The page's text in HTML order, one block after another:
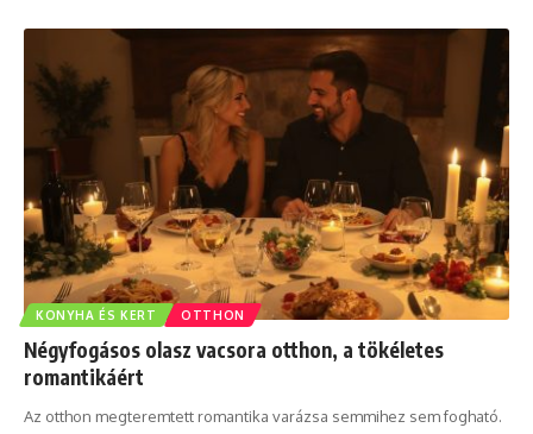
KONYHA ÉS KERT OTTHON
Négyfogásos olasz vacsora otthon, a tökéletes
romantikáért
Az otthon megteremtett romantika varázsa semmihez sem fogható.